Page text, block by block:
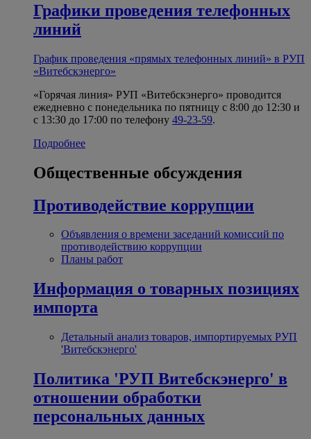
Графики проведения телефонных
линий
График проведения «прямых телефонных линий» в РУП
«Витебскэнерго»
«Горячая линия» РУП «Витебскэнерго» проводится
ежедневно с понедельника по пятницу с 8:00 до 12:30 и
с 13:30 до 17:00 по телефону 49-23-59.
Подробнее
Общественные обсуждения
Противодействие коррупции
Объявления о времени заседаний комиссий по
противодействию коррупции
Планы работ
Информация о товарных позициях
импорта
Детальный анализ товаров, импортируемых РУП
'Витебскэнерго'
Политика 'РУП Витебскэнерго' в
отношении обработки
персональных данных